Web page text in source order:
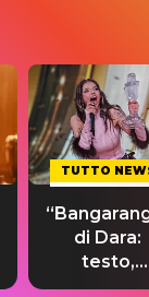
TUTTO
di Dara:
testo,